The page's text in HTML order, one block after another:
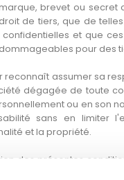
brevet ou secret
de tiers, que de
et que
pour des
reconnaît assumer sa
dégagée de toute
ou en son
sans en limiter
et la propriété.
des présentes
exclusive par